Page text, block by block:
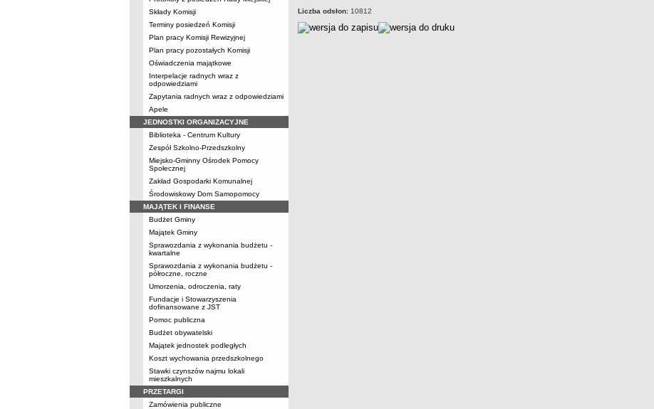
Składy Komisji
Terminy posiedzeń Komisji
Plan pracy Komisji Rewizyjnej
Plan pracy pozostałych Komisji
Oświadczenia majątkowe
Interpelacje radnych wraz z
odpowiedziami
Zapytania radnych wraz z odpowiedziami
Apele
JEDNOSTKI ORGANIZACYJNE
Biblioteka - Centrum Kultury
Zespół Szkolno-Przedszkolny
Miejsko-Gminny Ośrodek Pomocy
Społecznej
Zakład Gospodarki Komunalnej
Środowiskowy Dom Samopomocy
MAJĄTEK I FINANSE
Budżet Gminy
Majątek Gminy
Sprawozdania z wykonania budżetu -
kwartalne
Sprawozdania z wykonania budżetu -
półroczne, roczne
Umorzenia, odroczenia, raty
Fundacje i Stowarzyszenia
dofinansowane z JST
Pomoc publiczna
Budżet obywatelski
Majątek jednostek podległych
Koszt wychowania przedszkolnego
Stawki czynszów najmu lokali
mieszkalnych
PRZETARGI
Zamówienia publiczne
Liczba odsłon: 10812